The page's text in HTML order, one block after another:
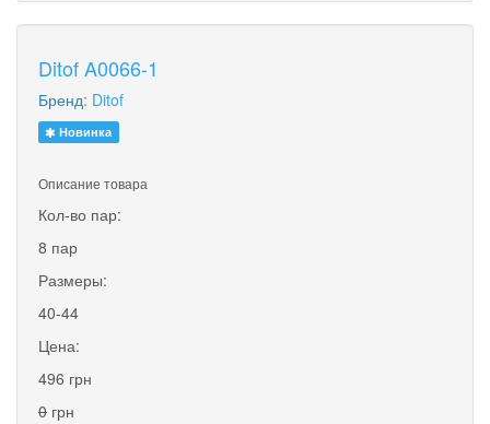
Ditof A0066-1
Бренд: Ditof
Новинка
Описание товара
Кол-во пар:
8 пар
Размеры:
40-44
Цена:
496 грн
0 грн